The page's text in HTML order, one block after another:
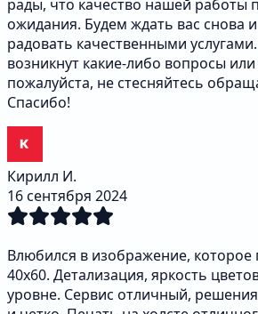
рады, что качество нашей работы
ожидания. Будем ждать вас снова и
радовать качественными услугами.
возникнут какие-либо вопросы
пожалуйста, не стесняйтесь
Спасибо!
Кирилл И.
16 сентября 2024
Влюбился в изображение, которое
40х60. Детализация, яркость
уровне. Сервис отличный,